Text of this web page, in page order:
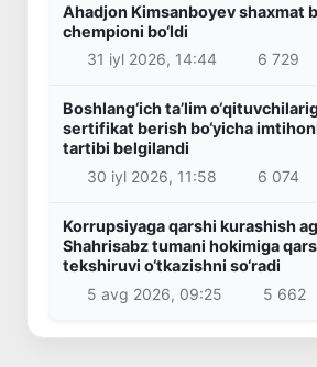
Ahadjon Kimsanboyev shaxmat
chempioni bo‘ldi
31 iyl 2026, 14:44
6 729
Boshlang‘ich ta’lim
sertifikat berish bo‘yicha
tartibi belgilandi
30 iyl 2026, 11:58
6 074
Korrupsiyaga qarshi kurashish
Shahrisabz tumani hokimiga
tekshiruvi o‘tkazishni so‘radi
5 avg 2026, 09:25
5 662